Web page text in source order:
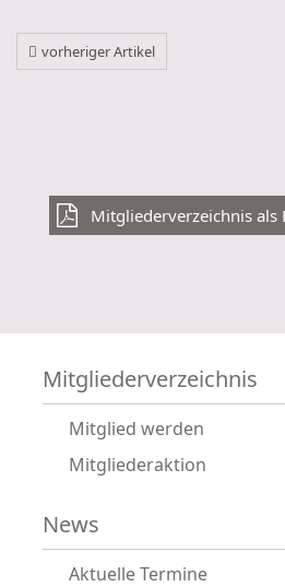
vorheriger Artikel
Mitgliederverzeichnis als
Mitgliederverzeichnis
Mitglied werden
Mitgliederaktion
News
Aktuelle Termine